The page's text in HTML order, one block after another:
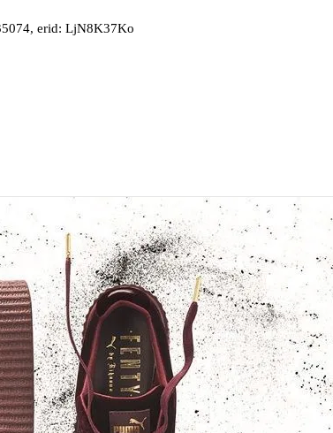
erid: LjN8K37Ko